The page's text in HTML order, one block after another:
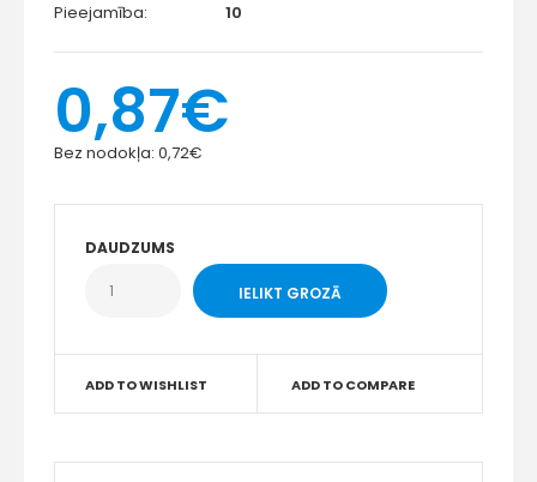
Pieejamība:
10
0,87€
Bez nodokļa: 0,72€
DAUDZUMS
ADD TO WISHLIST ADD TO COMPARE